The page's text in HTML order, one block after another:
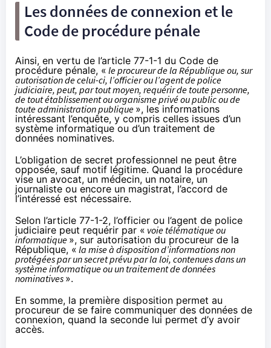
Les données de connexion et le
Code de procédure pénale
Ainsi, en vertu de l’article 77-1-1 du Code de
procédure pénale, « le procureur de la République ou, sur
autorisation de celui-ci, l’officier ou l’agent de police
judiciaire, peut, par tout moyen, requérir de toute personne,
de tout établissement ou organisme privé ou public ou de
toute administration publique », les informations
intéressant l’enquête, y compris celles issues d’un
système informatique ou d’un traitement de
données nominatives.
L’obligation de secret professionnel ne peut être
opposée, sauf motif légitime. Quand la procédure
vise un avocat, un médecin, un notaire, un
journaliste ou encore un magistrat, l’accord de
l’intéressé est nécessaire.
Selon l’article 77-1-2, l’officier ou l’agent de police
judiciaire peut requérir par « voie télématique ou
informatique », sur autorisation du procureur de la
République, « la mise à disposition d’informations non
protégées par un secret prévu par la loi, contenues dans un
système informatique ou un traitement de données
nominatives ».
En somme, la première disposition permet au
procureur de se faire communiquer des données de
connexion, quand la seconde lui permet d’y avoir
accès.